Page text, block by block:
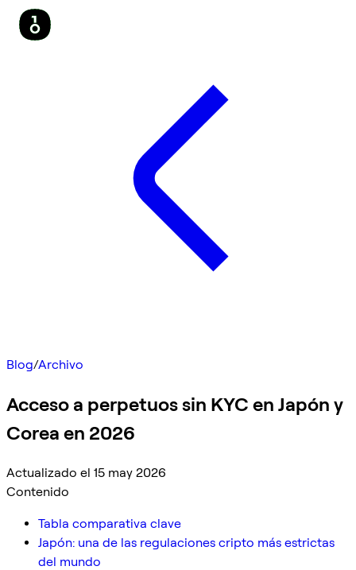
Blog/Archivo
Acceso a perpetuos sin KYC en Japón y
Corea en 2026
Actualizado el 15 may 2026
Contenido
Tabla comparativa clave
Japón: una de las regulaciones cripto más estrictas
del mundo